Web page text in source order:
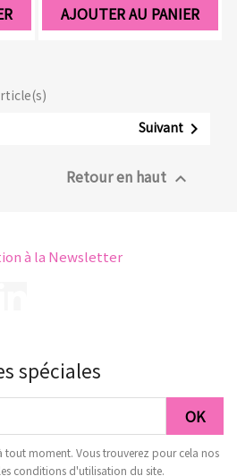
AJOUTER AU PANIER
Suivant 
Retour en haut 
à la Newsletter
spéciales
tout moment. Vous trouverez pour cela nos
conditions d'utilisation du site.